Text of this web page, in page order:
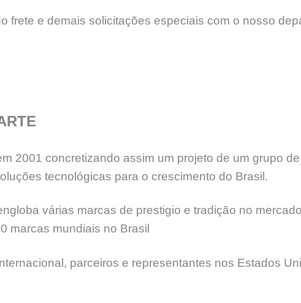
frete e demais solicitações especiais com o nosso
2001 concretizando assim um projeto de um grupo
tecnológicas para o crescimento do Brasil.
várias marcas de prestigio e tradição no
marcas mundiais no Brasil
parceiros e representantes nos Estados